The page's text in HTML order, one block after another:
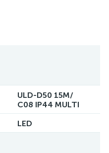
ULD-D50 15M/
С08 IP44 MULTI
LED